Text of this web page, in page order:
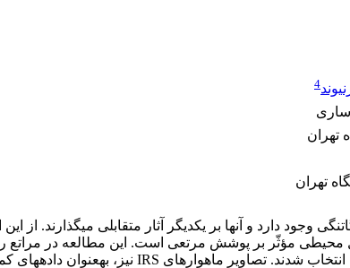
4
ساری
دارد و آنها بر یکدیگر آثار متقابلی می‏گذارند. از